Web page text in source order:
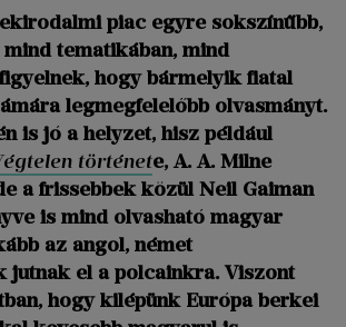
piac egyre sokszínűbb,
tematikában, mind
hogy bármelyik fiatal
legmegfelelőbb olvasmányt.
is jó a helyzet, hisz például
története, A. A. Milne
a frissebbek közül Neil Gaiman
is mind olvasható magyar
az angol, német
jutnak el a polcainkra. Viszont
hogy kilépünk Európa berkei